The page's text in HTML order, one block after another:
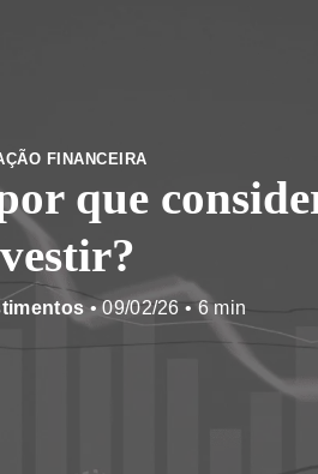
FINANCEIRA
que
• 09/02/26 •